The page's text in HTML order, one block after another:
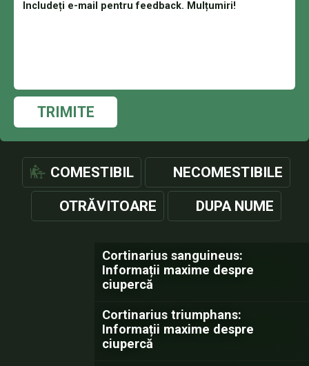
TRIMITE
COMESTIBIL NECOMESTIBILE
OTRĂVITOARE DUPA NUME
Cortinarius sanguineus:
Informații maxime despre
ciupercă
Cortinarius triumphans:
Informații maxime despre
ciupercă